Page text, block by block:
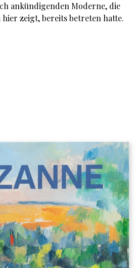
ankündigenden Moderne, die
hier zeigt, bereits betreten hatte.